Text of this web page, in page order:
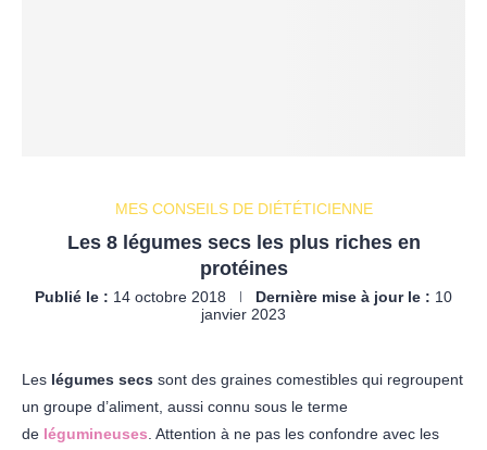
MES CONSEILS DE DIÉTÉTICIENNE
Les 8 légumes secs les plus riches en
protéines
Publié le : 14 octobre 2018 Dernière mise à jour le : 10
janvier 2023
Les légumes secs sont des graines comestibles qui regroupent
un groupe d’aliment, aussi connu sous le terme
de légumineuses . Attention à ne pas les confondre avec les